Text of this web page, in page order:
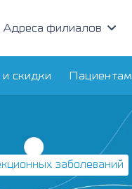
Адреса филиалов
скидки Пациентам
заболеваний